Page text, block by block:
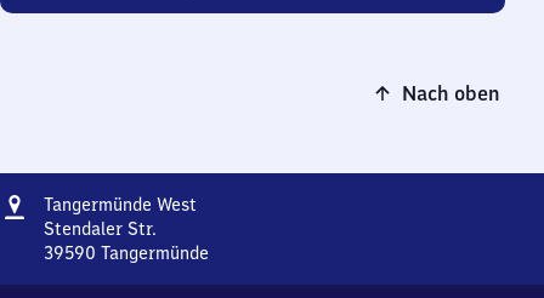
Nach oben
Adresse
Tangermünde West
Stendaler Str.
39590 Tangermünde